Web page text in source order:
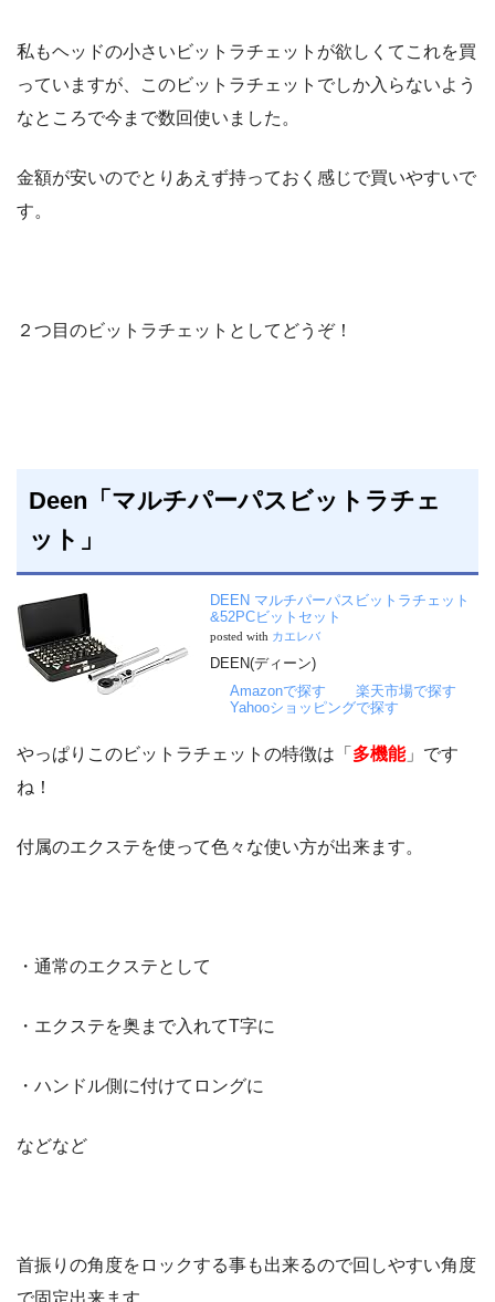
私もヘッドの小さいビットラチェットが欲しくてこれを買
っていますが、このビットラチェットでしか入らないよう
なところで今まで数回使いました。
金額が安いのでとりあえず持っておく感じで買いやすいで
す。
２つ目のビットラチェットとしてどうぞ！
Deen「マルチパーパスビットラチェ
ット」
DEEN マルチパーパスビットラチェット
&52PCビットセット
posted with カエレバ
DEEN(ディーン)
Amazonで探す
楽天市場で探す
Yahooショッピングで探す
やっぱりこのビットラチェットの特徴は「 多機能」です
ね！
付属のエクステを使って色々な使い方が出来ます。
・通常のエクステとして
・エクステを奥まで入れてT字に
・ハンドル側に付けてロングに
などなど
首振りの角度をロックする事も出来るので回しやすい角度